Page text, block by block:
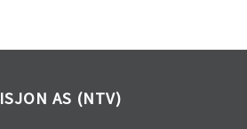
AS (NTV)